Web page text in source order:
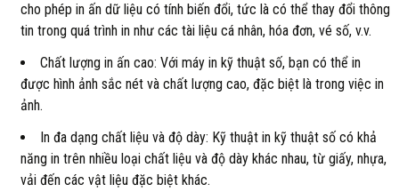
cho phép in ấn dữ liệu có tính biến đổi, tức là có thể thay đổi thông
tin trong quá trình in như các tài liệu cá nhân, hóa đơn, vé số, v.v.
Chất lượng in ấn cao: Với máy in kỹ thuật số, bạn có thể in
được hình ảnh sắc nét và chất lượng cao, đặc biệt là trong việc in
ảnh.
In đa dạng chất liệu và độ dày: Kỹ thuật in kỹ thuật số có khả
năng in trên nhiều loại chất liệu và độ dày khác nhau, từ giấy, nhựa,
vải đến các vật liệu đặc biệt khác.